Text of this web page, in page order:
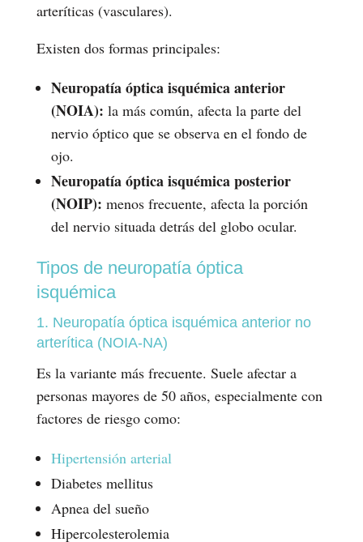
arteríticas (vasculares).
Existen dos formas principales:
Neuropatía óptica isquémica anterior
(NOIA): la más común, afecta la parte del
nervio óptico que se observa en el fondo de
ojo.
Neuropatía óptica isquémica posterior
(NOIP): menos frecuente, afecta la porción
del nervio situada detrás del globo ocular.
Tipos de neuropatía óptica
isquémica
1. Neuropatía óptica isquémica anterior no
arterítica (NOIA-NA)
Es la variante más frecuente. Suele afectar a
personas mayores de 50 años, especialmente con
factores de riesgo como:
Hipertensión arterial
Diabetes mellitus
Apnea del sueño
Hipercolesterolemia